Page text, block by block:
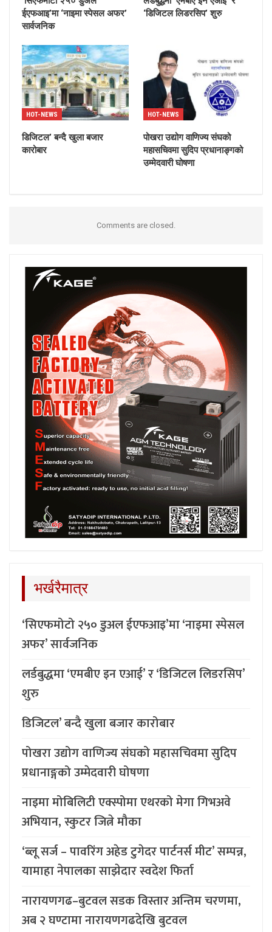
ईएफआइ’मा ‘नाइमा स्पेसल अफर’
सार्वजनिक
‘डिजिटल लिडरसिप’ शुरु
HOT-NEWS
डिजिटल’ बन्दै खुला बजार
कारोबार
HOT-NEWS
पोखरा उद्योग वाणिज्य संघको
महासचिवमा सुदिप प्रधानाङ्गको
उम्मेदवारी घोषणा
Comments are closed.
भर्खरैमात्र
‘सिएफमोटो २५० डुअल ईएफआइ’मा ‘नाइमा स्पेसल
अफर’ सार्वजनिक
लर्डबुद्धमा ‘एमबीए इन एआई’ र ‘डिजिटल लिडरसिप’
शुरु
डिजिटल’ बन्दै खुला बजार कारोबार
पोखरा उद्योग वाणिज्य संघको महासचिवमा सुदिप
प्रधानाङ्गको उम्मेदवारी घोषणा
नाइमा मोबिलिटी एक्स्पोमा एथरको मेगा गिभअवे
अभियान, स्कुटर जित्ने मौका
‘ब्लू सर्ज – पावरिंग अहेड टुगेदर पार्टनर्स मीट’ सम्पन्न,
यामाहा नेपालका साझेदार स्वदेश फिर्ता
नारायणगढ–बुटवल सडक विस्तार अन्तिम चरणमा,
अब २ घण्टामा नारायणगढदेखि बुटवल